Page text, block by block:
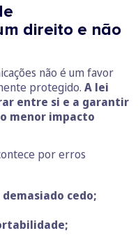
direito e não
não é um favor
protegido. A lei
entre si e a garantir
menor impacto
por erros
cedo;